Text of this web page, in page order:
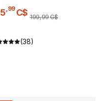
,99 C$ 199,99C$
(38)